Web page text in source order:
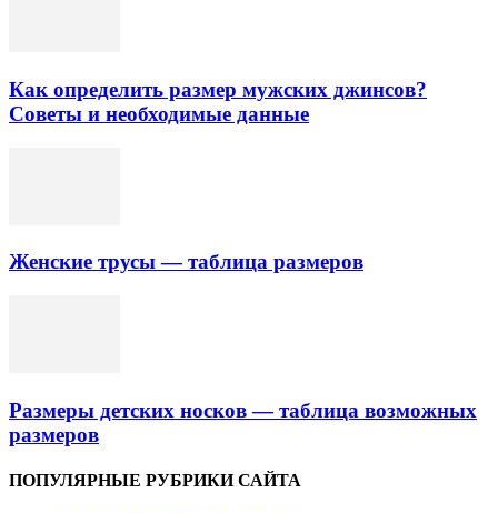
Как определить размер мужских джинсов?
Советы и необходимые данные
Женские трусы — таблица размеров
Размеры детских носков — таблица возможных
размеров
ПОПУЛЯРНЫЕ РУБРИКИ САЙТА